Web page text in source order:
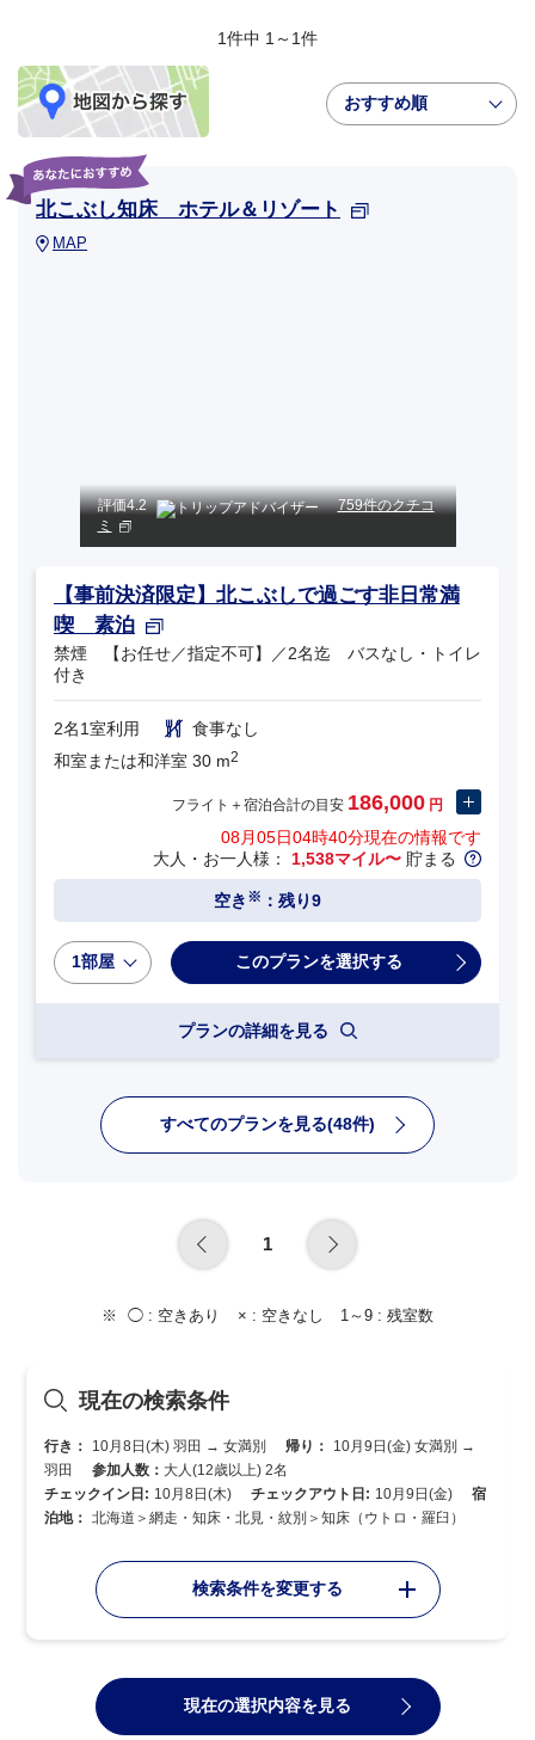
1件中 1～1件
おすすめ順
北こぶし知床 ホテル＆リゾート
MAP
評価4.2
759件のクチコ
ミ
【事前決済限定】北こぶしで過ごす非日常満
喫 素泊
禁煙 【お任せ／指定不可】／2名迄 バスなし・トイレ
付き
2名1室利用
食事なし
和室または和洋室 30 m2
フライト＋宿泊合計の目安 186,000 円
08月05日04時40分現在の情報です
大人・お一人様： 1,538マイル〜 貯まる
空き ※ ：残り9
1部屋
プランの詳細を見る
すべてのプランを見る(48件)
1
◯ : 空きあり × : 空きなし 1～9 : 残室数
現在の検索条件
行き： 10月8日(木) 羽田 → 女満別 帰り：
10月9日(金) 女満別 →
羽田
参加人数： 大人(12歳以上) 2名
チェックイン日: 10月8日(木) チェックアウト日: 10月9日(金)
宿
泊地： 北海道＞網走・知床・北見・紋別＞知床（ウトロ・羅臼）
検索条件を変更する
現在の選択内容を見る